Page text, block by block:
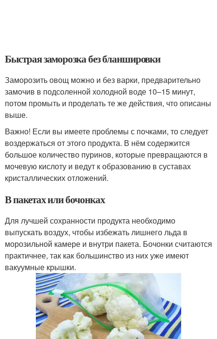
Быстрая заморозка без бланшировки
Заморозить овощ можно и без варки, предварительно
замочив в подсоленной холодной воде 10–15 минут,
потом промыть и проделать те же действия, что описаны
выше.
Важно! Если вы имеете проблемы с почками, то следует
воздержаться от этого продукта. В нём содержится
большое количество пуринов, которые превращаются в
мочевую кислоту и ведут к образованию в суставах
кристаллических отложений.
В пакетах или бочонках
Для лучшей сохранности продукта необходимо
выпускать воздух, чтобы избежать лишнего льда в
морозильной камере и внутри пакета. Бочонки считаются
практичнее, так как большинство из них уже имеют
вакуумные крышки.